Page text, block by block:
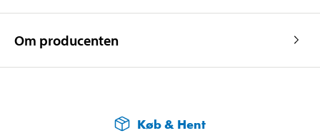
Om producenten
Køb & Hent